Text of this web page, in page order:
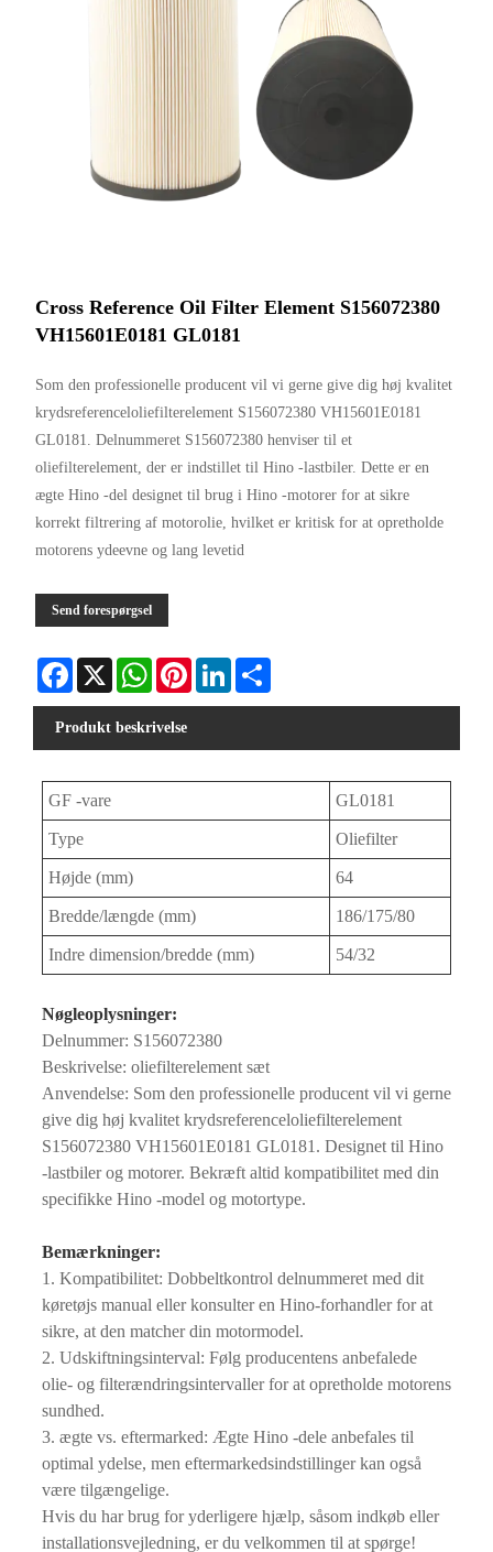
Cross Reference Oil Filter Element S156072380
VH15601E0181 GL0181
Som den professionelle producent vil vi gerne give dig høj kvalitet
krydsreferenceloliefilterelement S156072380 VH15601E0181
GL0181. Delnummeret S156072380 henviser til et
oliefilterelement, der er indstillet til Hino -lastbiler. Dette er en
ægte Hino -del designet til brug i Hino -motorer for at sikre
korrekt filtrering af motorolie, hvilket er kritisk for at opretholde
motorens ydeevne og lang levetid
Send forespørgsel
Facebook
X WhatsAppPinterestLinkedIn
Produkt beskrivelse
GF -vare GL0181
Type Oliefilter
Højde (mm) 64
Bredde/længde (mm) 186/175/80
Indre dimension/bredde (mm) 54/32
Nøgleoplysninger:
Delnummer: S156072380
Beskrivelse: oliefilterelement sæt
Anvendelse: Som den professionelle producent vil vi gerne
give dig høj kvalitet krydsreferenceloliefilterelement
S156072380 VH15601E0181 GL0181. Designet til Hino
-lastbiler og motorer. Bekræft altid kompatibilitet med din
specifikke Hino -model og motortype.
Bemærkninger:
1. Kompatibilitet: Dobbeltkontrol delnummeret med dit
køretøjs manual eller konsulter en Hino-forhandler for at
sikre, at den matcher din motormodel.
2. Udskiftningsinterval: Følg producentens anbefalede
olie- og filterændringsintervaller for at opretholde motorens
sundhed.
3. ægte vs. eftermarked: Ægte Hino -dele anbefales til
optimal ydelse, men eftermarkedsindstillinger kan også
være tilgængelige.
Hvis du har brug for yderligere hjælp, såsom indkøb eller
installationsvejledning, er du velkommen til at spørge!